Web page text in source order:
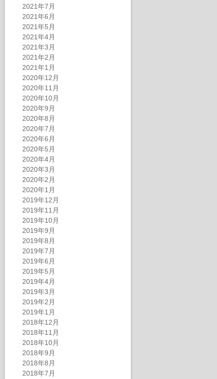
2021年7月
2021年6月
2021年5月
2021年4月
2021年3月
2021年2月
2021年1月
2020年12月
2020年11月
2020年10月
2020年9月
2020年8月
2020年7月
2020年6月
2020年5月
2020年4月
2020年3月
2020年2月
2020年1月
2019年12月
2019年11月
2019年10月
2019年9月
2019年8月
2019年7月
2019年6月
2019年5月
2019年4月
2019年3月
2019年2月
2019年1月
2018年12月
2018年11月
2018年10月
2018年9月
2018年8月
2018年7月